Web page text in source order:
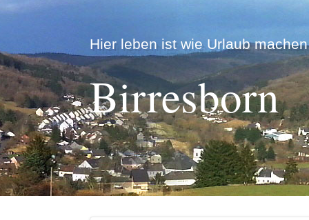
Hier leben ist wie Urlaub
Birresborn